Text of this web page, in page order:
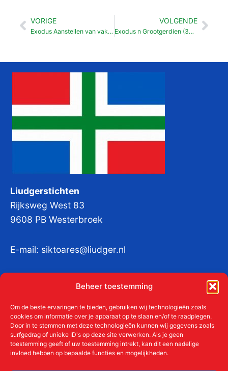
Beheer toestemming
Om de beste ervaringen te bieden, gebruiken wij technologieën zoals
cookies om informatie over je apparaat op te slaan en/of te raadplegen.
Door in te stemmen met deze technologieën kunnen wij gegevens zoals
surfgedrag of unieke ID's op deze site verwerken. Als je geen
toestemming geeft of uw toestemming intrekt, kan dit een nadelige
invloed hebben op bepaalde functies en mogelijkheden.
Vorige
VORIGE
Exodus Aanstellen van vaklu (35:30-36: 7)
VOLGENDE
Exodus n Grootgerdien (36:35-38)
Liudgerstichten
Rijksweg West 83
9608 PB Westerbroek
E-mail: siktoares@liudger.nl
KvKnr:41011712
Meer over de Liudgerstichten